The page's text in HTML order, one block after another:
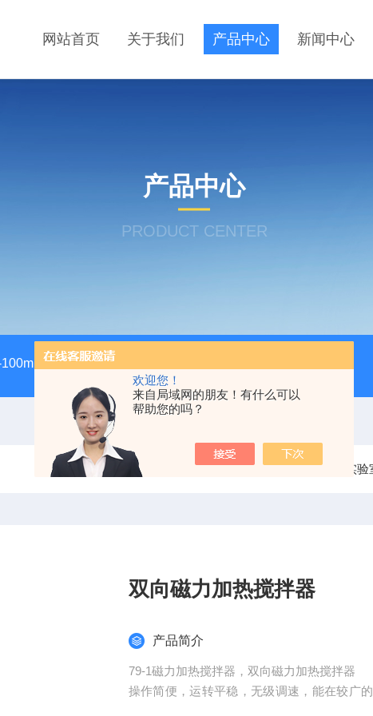
欢迎您！
来自局域网的朋友！有什么可以
帮助您的吗？
网站首页 关于我们 产品中心 新闻中心
产品中心
PRODUCT CENTER
气密性进样针
当前位置：首页 产品中心 实
双向磁力加热搅拌器
产品简介
79-1磁力加热搅拌器，双向磁力加热搅拌器
操作简便，运转平稳，无级调速，能在较广